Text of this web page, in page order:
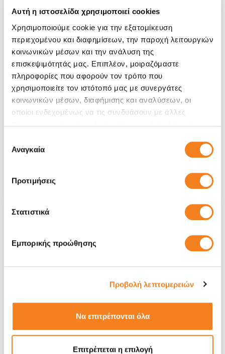
Αυτή η ιστοσελίδα χρησιμοποιεί cookies
Χρησιμοποιούμε cookie για την εξατομίκευση
περιεχομένου και διαφημίσεων, την παροχή λειτουργιών
κοινωνικών μέσων και την ανάλυση της
επισκεψιμότητάς μας. Επιπλέον, μοιραζόμαστε
πληροφορίες που αφορούν τον τρόπο που
χρησιμοποιείτε τον ιστότοπό μας με συνεργάτες
κοινωνικών μέσων, διαφήμισης και αναλύσεων, οι
οποίοι ενδεχομένως να τις συνδυάσουν με άλλες
των υπηρεσιών τους.
συγκατάθεσης
Αναγκαία
Προτιμήσεις
Στατιστικά
Εμπορικής προώθησης
Προβολή λεπτομερειών
Να επιτρέπονται όλα
Επιτρέπεται η επιλογή
Αυθεντική Οθόνη
Με 24% ΦΠΑ
€190,00
Εγγύηση
12 μήνες
Αυθεντική Μπαταρία